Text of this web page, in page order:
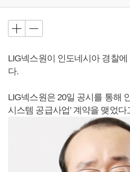
LIG넥스원이 인도네시아 경찰
다.
LIG넥스원은 20일 공시를 통해
시스템 공급사업’ 계약을 맺었다